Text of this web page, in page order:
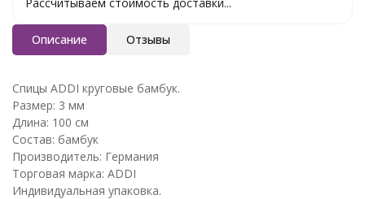
Описание Отзывы
Спицы ADDI круговые бамбук.
Размер: 3 мм
Длина: 100 см
Состав: бамбук
Производитель: Германия
Торговая марка: ADDI
Индивидуальная упаковка.